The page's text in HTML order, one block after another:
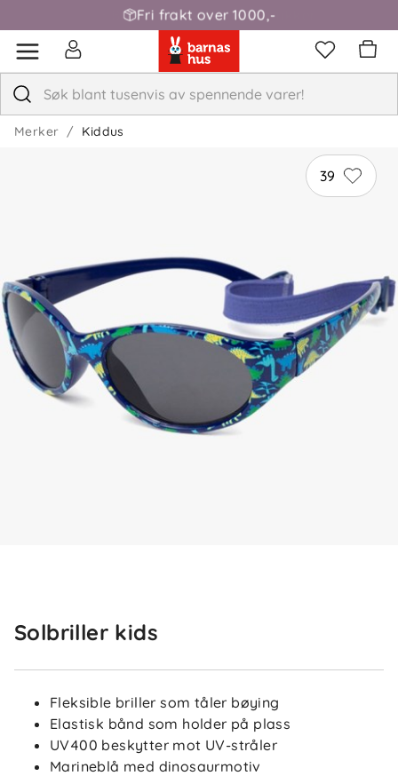
Fri frakt over 1000,-
Merker Kiddus
39
Solbriller kids
Fleksible briller som tåler bøying
Elastisk bånd som holder på plass
UV400 beskytter mot UV-stråler
Marineblå med dinosaurmotiv